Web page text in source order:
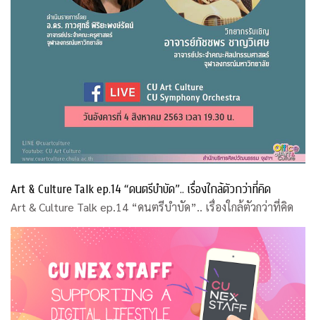
Art & Culture Talk ep.14 “ดนตรีบำบัด”.. เรื่องใกล้ตัวกว่าที่คิด
Art & Culture Talk ep.14 “ดนตรีบำบัด”.. เรื่องใกล้ตัวกว่าที่คิด